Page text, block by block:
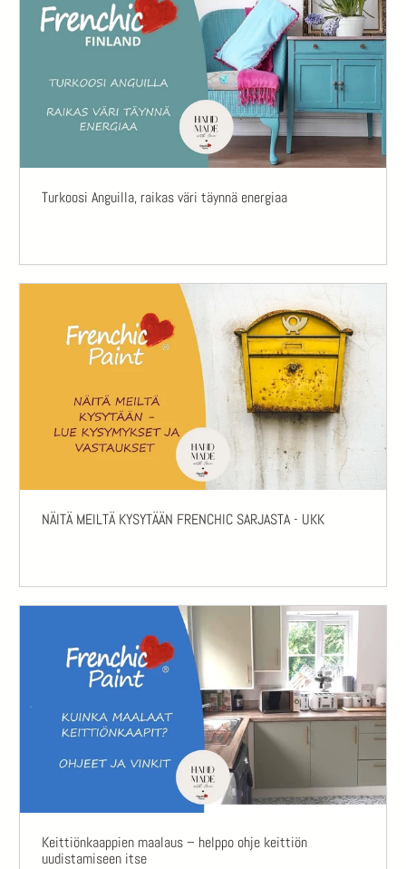
Turkoosi Anguilla, raikas väri täynnä energiaa
NÄITÄ MEILTÄ KYSYTÄÄN FRENCHIC SARJASTA - UKK
Keittiönkaappien maalaus – helppo ohje keittiön
uudistamiseen itse